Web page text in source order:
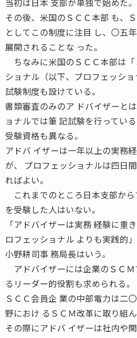
その後、米国のＳＣＣ本部 も、
としてこの制度に注目 し、〇五
展開されることな った。
ちなみに米国のＳＣＣ本部は「
ショナル（以下、プロフェッシ
試験制度も設けている。
書類審査のみのア ドバイザーと
ョナルでは筆 記試験を行っている
受験資格も異なる。
アドバ イザーは一年以上の実務
が、 プロフェッショナルは四日
ればよい。
これまでのところ日本支部か
を受験した人はいない。
「アドバイザーは実務 経験に重
ロフェッショナル よりも実践的
小野耕司事 務局長はいう。
アドバイザーには企業のＳＣ
るリーダー的役割も求められる。
ＳＣＣ会員企 業の中部電力は二
野におけ るＳＣＭ改革に取り組ん
その際にアドバ イザーは社内や